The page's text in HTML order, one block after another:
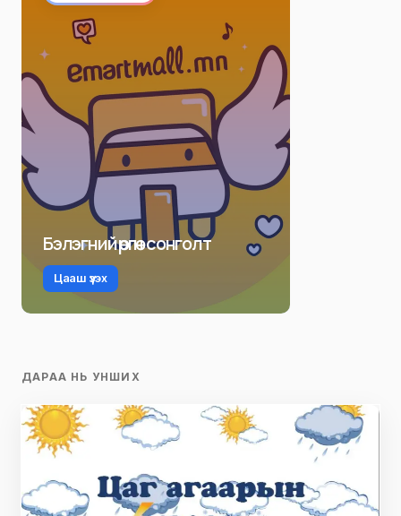
Бэлэгний өргөн сонголт
Цааш үзэх
ДАРАА НЬ УНШИХ